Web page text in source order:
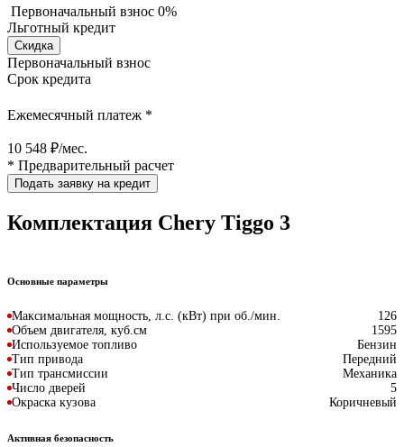
Первоначальный взнос 0%
Льготный кредит
Скидка
Первоначальный взнос
Срок кредита
Ежемесячный платеж *
10 548 ₽/мес.
* Предварительный расчет
Подать заявку на кредит
Комплектация Chery Tiggo 3
Основные параметры
Максимальная мощность, л.с. (кВт) при об./мин.
126
Объем двигателя, куб.см
1595
Используемое топливо
Бензин
Тип привода
Передний
Тип трансмиссии
Механика
Число дверей
5
Окраска кузова
Коричневый
Активная безопасность